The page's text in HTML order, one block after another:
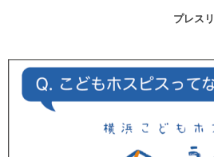
プレス